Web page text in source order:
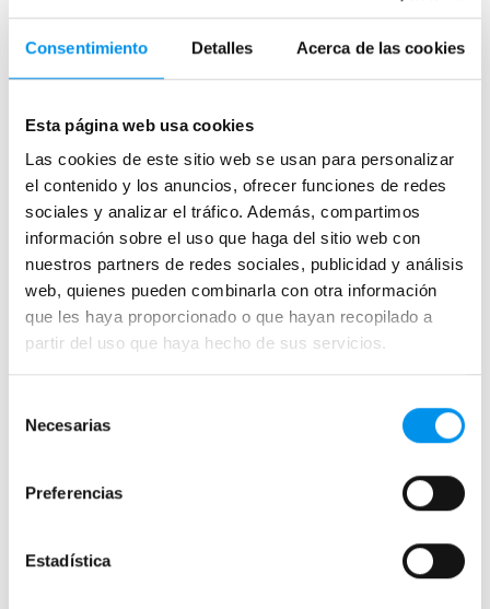
Consentimiento Detalles Acerca de las cookies
Esta página web usa cookies
Las cookies de este sitio web se usan para personalizar
el contenido y los anuncios, ofrecer funciones de redes
sociales y analizar el tráfico. Además, compartimos
información sobre el uso que haga del sitio web con
nuestros partners de redes sociales, publicidad y análisis
web, quienes pueden combinarla con otra información
que les haya proporcionado o que hayan recopilado a
partir del uso que haya hecho de sus servicios.
Necesarias
Preferencias
Estadística
Vista rápida
Mampara Kassandra Serie
300, TR105
angular 2 fijas + 2 correderas ( con
Antical Easy Clean)
desde 128,94€/mes
Ver opciones›
21% Vista rápida
Mampara de ducha
Kassandra Luna
(LU102+LU103)
angular (1 fijo + 1 corredera + lateral
562,65€